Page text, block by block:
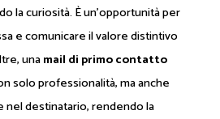
la curiosità. È un'opportunità per
e comunicare il valore distintivo
unamail di primo contatto
solo professionalità, ma anche
destinatario, rendendo la